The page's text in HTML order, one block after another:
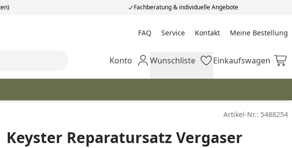
Fachberatung & individuelle Angebote
FAQ Service Kontakt Meine Bestellung
Meine Bestellung
Mein Konto
Konto Wunschliste
Wunschliste Einkaufswagen
Einkaufswagen
Artikel-Nr.: 5488254
Keyster Reparatursatz Vergaser